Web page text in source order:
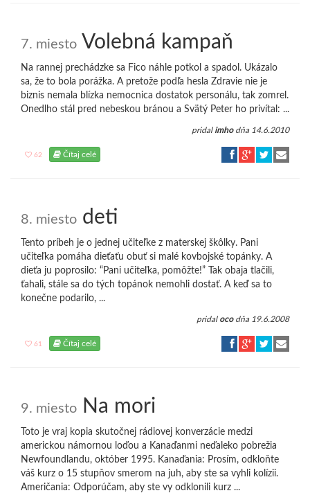
7. miesto Volebná kampaň
Na rannej prechádzke sa Fico náhle potkol a spadol. Ukázalo
sa, že to bola porážka. A pretože podľa hesla Zdravie nie je
biznis nemala blízka nemocnica dostatok personálu, tak zomrel.
Onedlho stál pred nebeskou bránou a Svätý Peter ho privítal: ...
pridal imhodňa 14.6.2010
62 Čítaj celé
8. miesto deti
Tento príbeh je o jednej učiteľke z materskej škôlky. Pani
učiteľka pomáha dieťaťu obuť si malé kovbojské topánky. A
dieťa ju poprosilo: “Pani učiteľka, pomôžte!” Tak obaja tlačili,
ťahali, stále sa do tých topánok nemohli dostať. A keď sa to
konečne podarilo, ...
pridal ocodňa 19.6.2008
61 Čítaj celé
9. miesto Na mori
Toto je vraj kopia skutočnej rádiovej konverzácie medzi
americkou námornou loďou a Kanaďanmi neďaleko pobrežia
Newfoundlandu, október 1995. Kanaďania: Prosím, odkloňte
váš kurz o 15 stupňov smerom na juh, aby ste sa vyhli kolízii.
Američania: Odporúčam, aby ste vy odklonili kurz ...